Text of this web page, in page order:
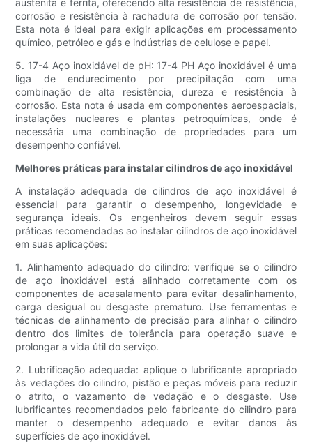
austenita e ferrita, oferecendo alta resistência de resistência,
corrosão e resistência à rachadura de corrosão por tensão.
Esta nota é ideal para exigir aplicações em processamento
químico, petróleo e gás e indústrias de celulose e papel.
5. 17-4 Aço inoxidável de pH: 17-4 PH Aço inoxidável é uma
liga de endurecimento por precipitação com uma
combinação de alta resistência, dureza e resistência à
corrosão. Esta nota é usada em componentes aeroespaciais,
instalações nucleares e plantas petroquímicas, onde é
necessária uma combinação de propriedades para um
desempenho confiável.
Melhores práticas para instalar cilindros de aço inoxidável
A instalação adequada de cilindros de aço inoxidável é
essencial para garantir o desempenho, longevidade e
segurança ideais. Os engenheiros devem seguir essas
práticas recomendadas ao instalar cilindros de aço inoxidável
em suas aplicações:
1. Alinhamento adequado do cilindro: verifique se o cilindro
de aço inoxidável está alinhado corretamente com os
componentes de acasalamento para evitar desalinhamento,
carga desigual ou desgaste prematuro. Use ferramentas e
técnicas de alinhamento de precisão para alinhar o cilindro
dentro dos limites de tolerância para operação suave e
prolongar a vida útil do serviço.
2. Lubrificação adequada: aplique o lubrificante apropriado
às vedações do cilindro, pistão e peças móveis para reduzir
o atrito, o vazamento de vedação e o desgaste. Use
lubrificantes recomendados pelo fabricante do cilindro para
manter o desempenho adequado e evitar danos às
superfícies de aço inoxidável.